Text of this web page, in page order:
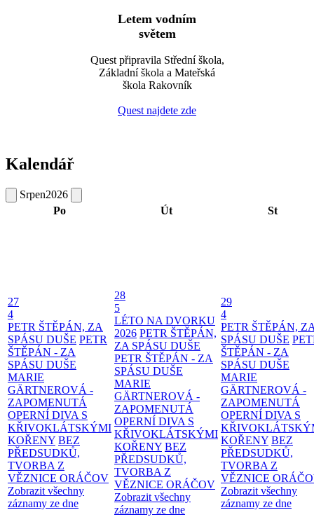
Letem vodním
světem
Quest připravila Střední škola,
Základní škola a Mateřská
škola Rakovník
Quest najdete zde
Kalendář
Srpen2026
Po
Út St
27
4
PETR ŠTĚPÁN, ZA
SPÁSU DUŠE PETR
ŠTĚPÁN - ZA
SPÁSU DUŠE
MARIE
GÄRTNEROVÁ -
ZAPOMENUTÁ
OPERNÍ DIVA S
KŘIVOKLÁTSKÝMI
KOŘENY BEZ
PŘEDSUDKŮ,
TVORBA Z
VĚZNICE ORÁČOV
Zobrazit všechny
záznamy ze dne
28
5
LÉTO NA DVORKU
2026 PETR ŠTĚPÁN,
ZA SPÁSU DUŠE
PETR ŠTĚPÁN - ZA
SPÁSU DUŠE
MARIE
GÄRTNEROVÁ -
ZAPOMENUTÁ
OPERNÍ DIVA S
KŘIVOKLÁTSKÝMI
KOŘENY BEZ
PŘEDSUDKŮ,
TVORBA Z
VĚZNICE ORÁČOV
Zobrazit všechny
záznamy ze dne
29
4
PETR ŠTĚPÁN,
SPÁSU DUŠE
ŠTĚPÁN - ZA
SPÁSU DUŠE
MARIE
GÄRTNEROVÁ -
ZAPOMENUTÁ
OPERNÍ DIVA S
KOŘENY BEZ
PŘEDSUDKŮ,
TVORBA Z
VĚZNICE
Zobrazit všechny
záznamy ze dne